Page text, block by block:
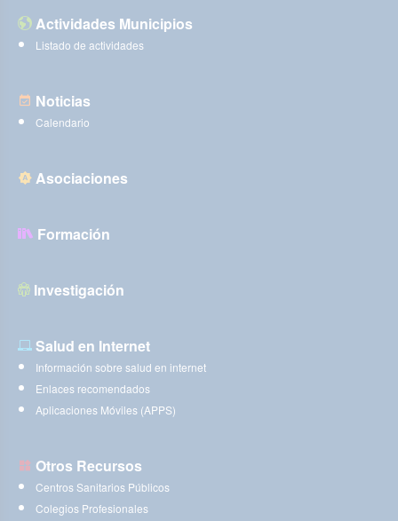
Actividades Municipios
Listado de actividades
Noticias
Calendario
Asociaciones
Formación
Investigación
Salud en Internet
Información sobre salud en internet
Enlaces recomendados
Aplicaciones Móviles (APPS)
Otros Recursos
Centros Sanitarios Públicos
Colegios Profesionales